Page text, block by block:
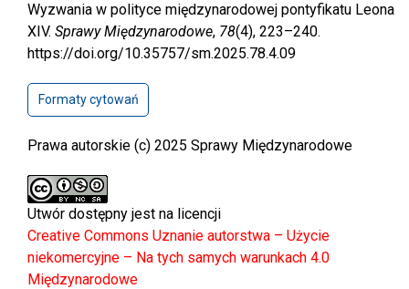
Wyzwania w polityce międzynarodowej pontyfikatu Leona
XIV. Sprawy Międzynarodowe, 78(4), 223–240.
https://doi.org/10.35757/sm.2025.78.4.09
Formaty cytowań
Prawa autorskie (c) 2025 Sprawy Międzynarodowe
Utwór dostępny jest na licencji
Creative Commons Uznanie autorstwa – Użycie
niekomercyjne – Na tych samych warunkach 4.0
Międzynarodowe